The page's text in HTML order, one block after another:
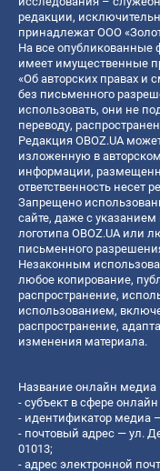
редакции,
принадлежат ООО
На все опубликованные
имеет имущественные
«Об авторских правах и
без письменного
использовать, они не
переводу,
Редакция OBOZ.UA
изложенную в
информации,
ответственность несет
Запрещено
сайте, даже с указанием
логотипа OBOZ.UA или
письменного
Незаконным
любое копирование,
распространение,
использованием,
распространение,
изменения материала.
Название онлайн медиа
- субъект в сфере
- идентификатор медиа
- почтовый адрес — ул.
01013;
- адрес электронной